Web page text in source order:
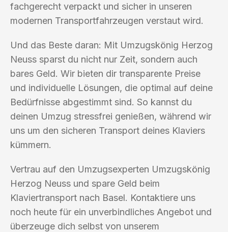
fachgerecht verpackt und sicher in unseren
modernen Transportfahrzeugen verstaut wird.
Und das Beste daran: Mit Umzugskönig Herzog
Neuss sparst du nicht nur Zeit, sondern auch
bares Geld. Wir bieten dir transparente Preise
und individuelle Lösungen, die optimal auf deine
Bedürfnisse abgestimmt sind. So kannst du
deinen Umzug stressfrei genießen, während wir
uns um den sicheren Transport deines Klaviers
kümmern.
Vertrau auf den Umzugsexperten Umzugskönig
Herzog Neuss und spare Geld beim
Klaviertransport nach Basel. Kontaktiere uns
noch heute für ein unverbindliches Angebot und
überzeuge dich selbst von unserem